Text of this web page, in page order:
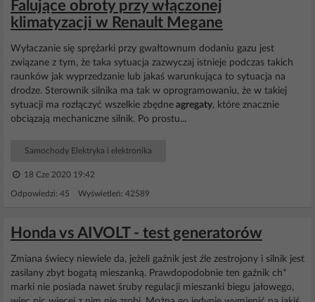
Falujące obroty przy włączonej
klimatyzacji w Renault Megane
Wyłaczanie się sprężarki przy gwałtownum dodaniu gazu jest
związane z tym, że taka sytuacja zazwyczaj istnieje podczas takich
raunków jak wyprzedzanie lub jakaś warunkująca to sytuacja na
drodze. Sterownik silnika ma tak w oprogramowaniu, że w takiej
sytuacji ma rozłączyć wszelkie zbędne agregaty, które znacznie
obciązają mechaniczne silnik. Po prostu...
Samochody Elektryka i elektronika
18 Cze 2020 19:42
Odpowiedzi: 45 Wyświetleń: 42589
Honda vs AIVOLT - test generatorów
Zmiana świecy niewiele da, jeżeli gaźnik jest źle zestrojony i silnik jest
zasilany zbyt bogatą mieszanką. Prawdopodobnie ten gaźnik ch*
marki nie posiada nawet śruby regulacji mieszanki biegu jałowego,